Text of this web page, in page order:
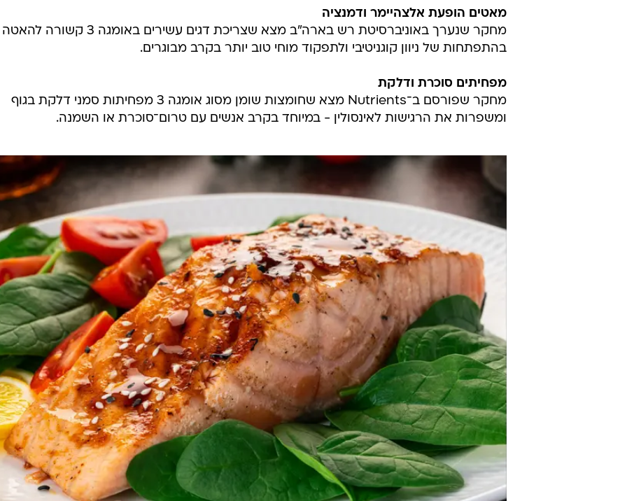
מאטים הופעת אלצהיימר ודמנציה
מחקר שנערך באוניברסיטת רש בארה"ב מצא שצריכת דגים עשירים באומגה 3 קשורה להאטה
בהתפתחות של ניוון קוגניטיבי ולתפקוד מוחי טוב יותר בקרב מבוגרים.
מפחיתים סוכרת ודלקת
מחקר שפורסם ב־Nutrients מצא שחומצות שומן מסוג אומגה 3 מפחיתות סמני דלקת בגוף
ומשפרות את הרגישות לאינסולין - במיוחד בקרב אנשים עם טרום־סוכרת או השמנה.